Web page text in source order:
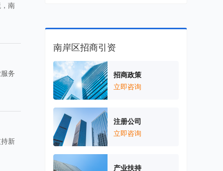
南
务
新
南岸区招商引资
招商政策
立即咨询
注册公司
立即咨询
产业扶持